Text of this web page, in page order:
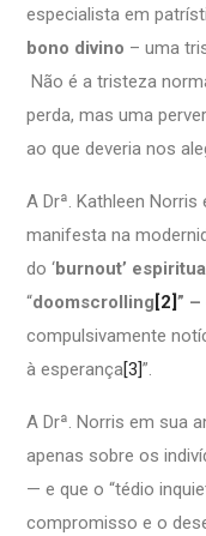
especialista em
bono divino – uma
Não é a tristeza
perda, mas uma
ao que deveria nos
A Drª. Kathleen
manifesta na
do ‘burnout’
“doomscrolling [2]” –
compulsivamente
à esperança[3]”.
A Drª. Norris em sua
apenas sobre os
— e que o “tédio
compromisso e o